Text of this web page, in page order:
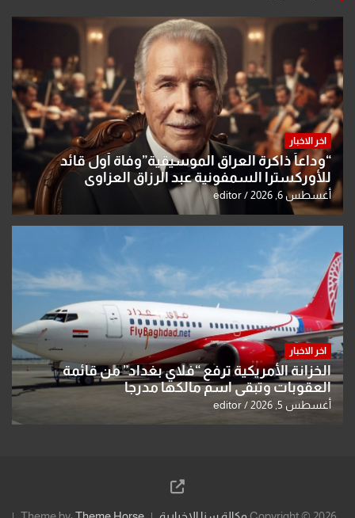
اخر الاخبار
“وداعاً ذاكرة العراق الموسيقية”وفاة أول قائد
للأوركسترا السمفونية عبد الرزاق العزاوي
أغسطس 6, 2026 editor
اخر الاخبار
الخزانة الأمريكية ترفع “فلاي بغداد” من قائمة
العقوبات وتبقي اسم مالكها مدرجا
أغسطس 5, 2026 editor